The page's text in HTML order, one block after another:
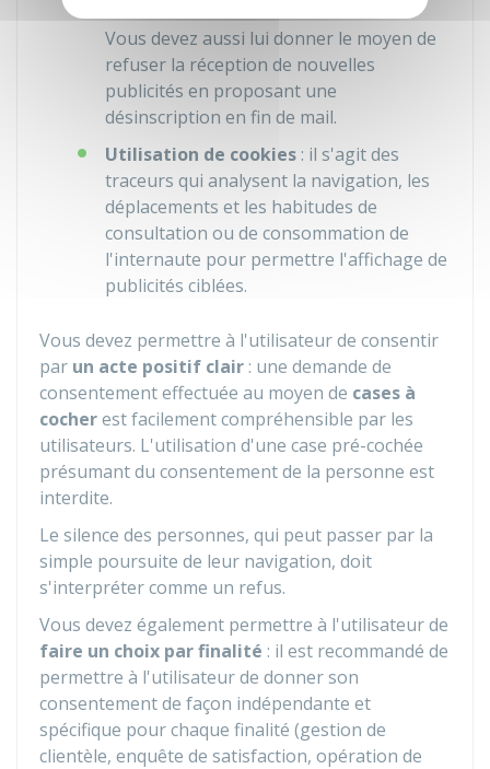
Vous devez aussi lui donner le moyen de
refuser la réception de nouvelles
publicités en proposant une
désinscription en fin de mail.
Utilisation de cookies : il s'agit des
traceurs qui analysent la navigation, les
déplacements et les habitudes de
consultation ou de consommation de
l'internaute pour permettre l'affichage de
publicités ciblées.
Vous devez permettre à l'utilisateur de consentir
par un acte positif clair : une demande de
consentement effectuée au moyen de cases à
cocherest facilement compréhensible par les
utilisateurs. L'utilisation d'une case pré-cochée
présumant du consentement de la personne est
interdite.
Le silence des personnes, qui peut passer par la
simple poursuite de leur navigation, doit
s'interpréter comme un refus.
Vous devez également permettre à l'utilisateur de
faire un choix par finalité : il est recommandé de
permettre à l'utilisateur de donner son
consentement de façon indépendante et
spécifique pour chaque finalité (gestion de
clientèle, enquête de satisfaction, opération de